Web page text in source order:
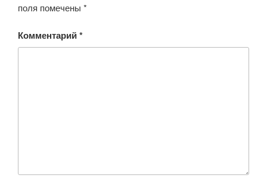
поля помечены *
Комментарий*